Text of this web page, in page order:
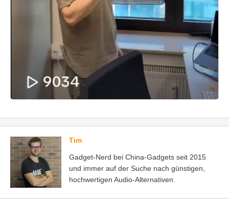
Tim
Gadget-Nerd bei China-Gadgets seit 2015
und immer auf der Suche nach günstigen,
hochwertigen Audio-Alternativen.